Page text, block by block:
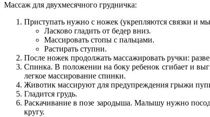
Массаж для двухмесячного грудничка:
Приступать нужно с ножек (укрепляются связки и
Ласково гладить от бедер вниз.
Массировать стопы с пальцами.
Растирать ступни.
После ножек продолжать массажировать ручки:
Спинка. В положении на боку ребенок сгибает и
легкое массирование спинки.
Животик массируют для предупреждения грыжи
Гладится грудь.
Раскачивание в позе зародыша. Малышу нужно
кругу.